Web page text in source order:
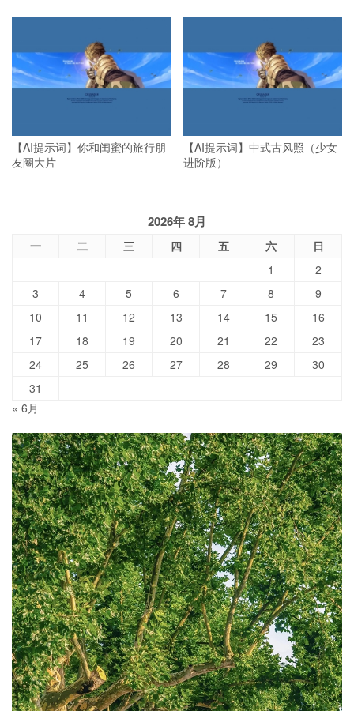
【AI提示词】你和闺蜜的旅行朋
友圈大片
【AI提示词】中式古风照（少女
进阶版）
2026年 8月
一 二 三 四 五 六
日
1
2
3
4 5 6 7 8
9
10
11 12 13 14 15
16
17
18 19 20 21 22
23
24
25 26 27 28 29
30
31
« 6月